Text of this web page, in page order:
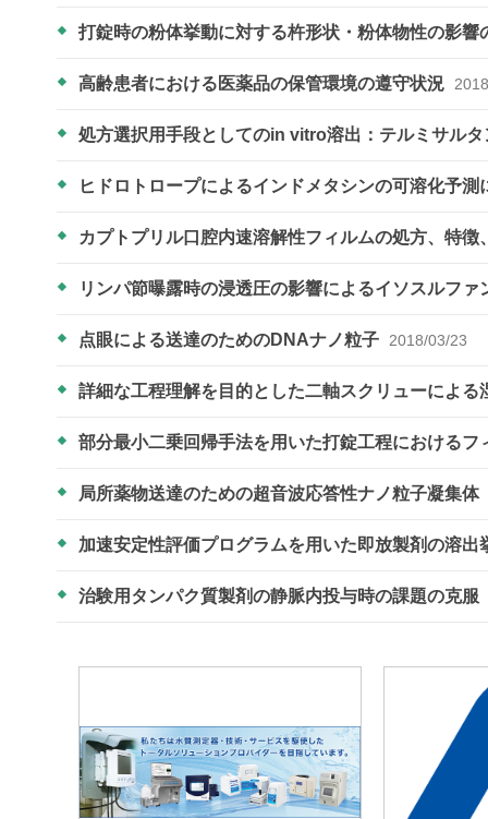
打錠時の粉体挙動に対する杵形状・粉体物性の影響
高齢患者における医薬品の保管環境の遵守状況
処方選択用手段としてのin vitro溶出：テルミサル
ヒドロトロープによるインドメタシンの可溶化予
カプトプリル口腔内速溶解性フィルムの処方、特
リンパ節曝露時の浸透圧の影響によるイソスルフ
点眼による送達のためのDNAナノ粒子 2018/03/23
詳細な工程理解を目的とした二軸スクリューによ
部分最小二乗回帰手法を用いた打錠工程における
局所薬物送達のための超音波応答性ナノ粒子凝集体
加速安定性評価プログラムを用いた即放製剤の溶
治験用タンパク質製剤の静脈内投与時の課題の克服